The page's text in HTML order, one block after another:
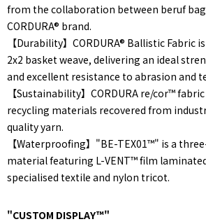
from the collaboration between beruf
CORDURA® brand.
【Durability】CORDURA® Ballistic Fabric
2x2 basket weave, delivering an ideal
and excellent resistance to abrasion and
【Sustainability】CORDURA re/cor™
recycling materials recovered from
quality yarn.
【Waterproofing】"BE-TEX01™" is a
material featuring L-VENT™ film
specialised textile and nylon tricot.
"CUSTOM DISPLAY™"